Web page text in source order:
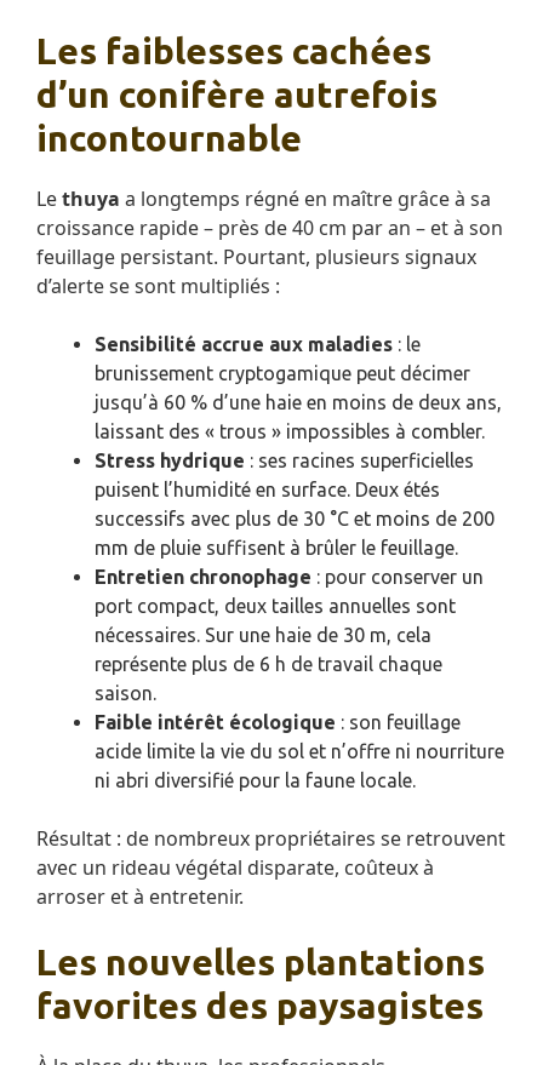
Les faiblesses cachées
d’un conifère autrefois
incontournable
Lethuya a longtemps régné en maître grâce à sa
croissance rapide – près de 40 cm par an – et à son
feuillage persistant. Pourtant, plusieurs signaux
d’alerte se sont multipliés :
Sensibilité accrue aux maladies : le
brunissement cryptogamique peut décimer
jusqu’à 60 % d’une haie en moins de deux ans,
laissant des « trous » impossibles à combler.
Stress hydrique : ses racines superficielles
puisent l’humidité en surface. Deux étés
successifs avec plus de 30 °C et moins de 200
mm de pluie suffisent à brûler le feuillage.
Entretien chronophage : pour conserver un
port compact, deux tailles annuelles sont
nécessaires. Sur une haie de 30 m, cela
représente plus de 6 h de travail chaque
saison.
Faible intérêt écologique : son feuillage
acide limite la vie du sol et n’offre ni nourriture
ni abri diversifié pour la faune locale.
Résultat : de nombreux propriétaires se retrouvent
avec un rideau végétal disparate, coûteux à
arroser et à entretenir.
Les nouvelles plantations
favorites des paysagistes